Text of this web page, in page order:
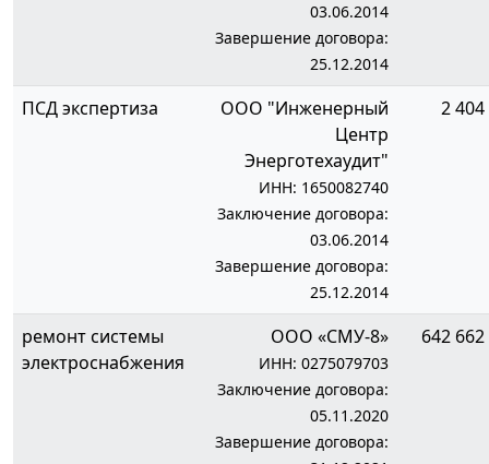
03.06.2014
Завершение договора:
25.12.2014
ПСД экспертиза
ООО "Инженерный
Центр
Энерготехаудит"
ИНН: 1650082740
Заключение договора:
03.06.2014
Завершение договора:
25.12.2014
2 404
ремонт системы
электроснабжения
ООО «СМУ-8»
ИНН: 0275079703
Заключение договора:
05.11.2020
Завершение договора:
642